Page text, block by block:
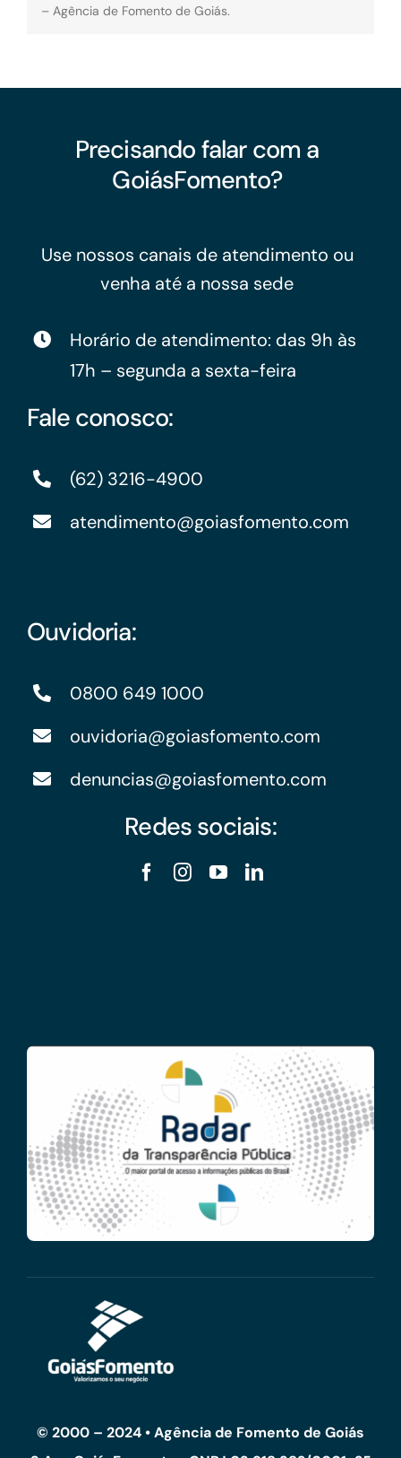
– Agência de Fomento de Goiás.
Precisando falar com a
GoiásFomento?
Use nossos canais de atendimento ou
venha até a nossa sede
Horário de atendimento: das 9h às
17h – segunda a sexta-feira
Fale conosco:
(62) 3216-4900
atendimento@goiasfomento.com
Ouvidoria:
0800 649 1000
ouvidoria@goiasfomento.com
denuncias@goiasfomento.com
Redes sociais:
© 2000 – 2024 • Agência de Fomento de Goiás